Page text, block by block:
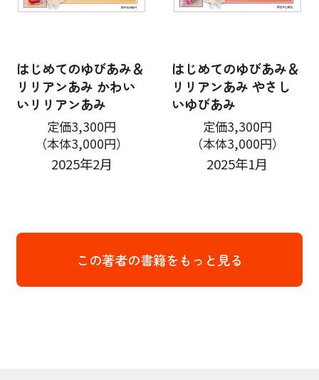
はじめてのゆびあみ＆
リリアンあみ かわい
いリリアンあみ
定価3,300円
（本体3,000円）
2025年2月
はじめてのゆびあみ＆
リリアンあみ やさし
いゆびあみ
定価3,300円
（本体3,000円）
2025年1月
この著者の書籍をもっと見る